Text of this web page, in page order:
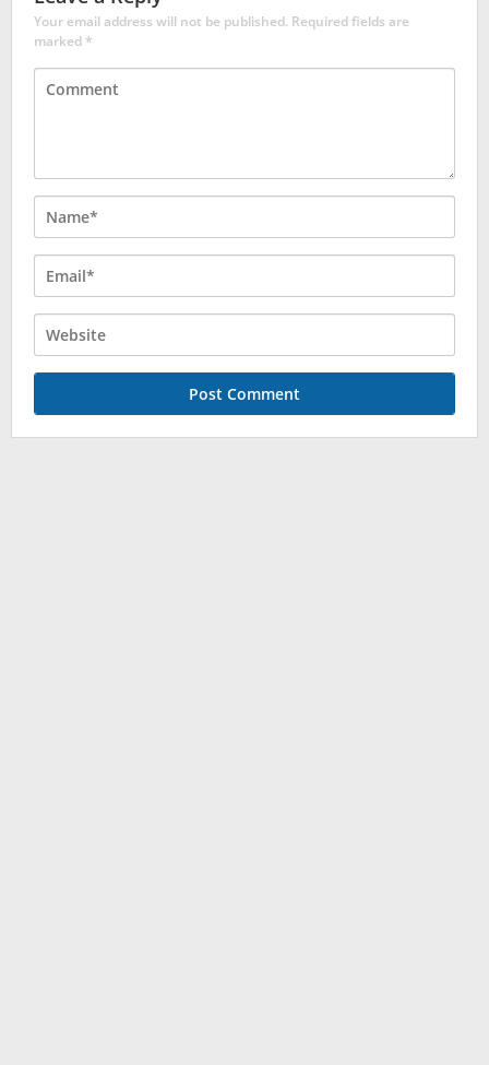
Your email address will not be published. Required fields are
marked*